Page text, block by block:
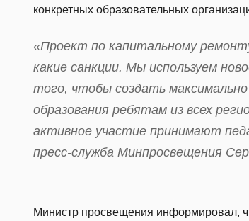
конкретных образовательных
«Проект по капитальному
какие санкции. Мы используем
того, чтобы создать
образования ребятам из всех
активное участие принимают
пресс-служба Минпросвещения
Министр просвещения информировал,